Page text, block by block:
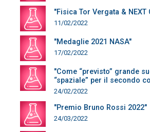
"Fisica Tor Vergata & NEXT
11/02/2022
"Medaglie 2021 NASA"
17/02/2022
"Come “previsto” grande
“spaziale” per il secondo
24/02/2022
"Premio Bruno Rossi 2022"
24/03/2022